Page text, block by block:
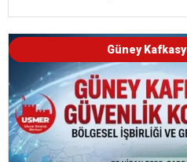
Güney